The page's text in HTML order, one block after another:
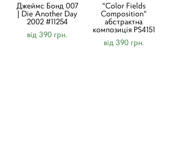
Джеймс Бонд 007
| Die Another Day
2002 #11254
від 390 грн.
"Color Fields
Composition"
абстрактна
композиція PS4151
від 390 грн.